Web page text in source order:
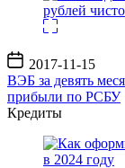
Дата
записи
2017-11-15
ВЭБ за девять
прибыли по РСБУ
Кредиты